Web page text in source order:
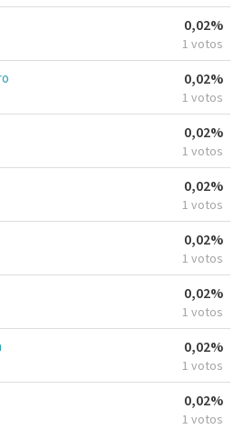
0,02%
1 votos
0,02%
1 votos
0,02%
1 votos
0,02%
1 votos
0,02%
1 votos
0,02%
1 votos
0,02%
1 votos
0,02%
1 votos